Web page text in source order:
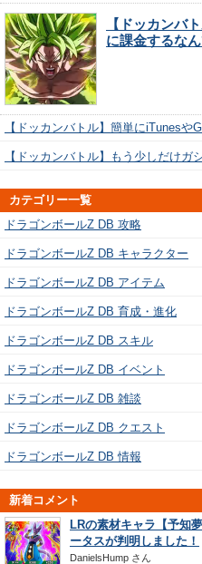
【ドッカンバ
に課金するな
【ドッカンバトル】簡単にiTunes
【ドッカンバトル】もう少しだけ
カテゴリー一覧
ドラゴンボールZ DB 攻略
ドラゴンボールZ DB キャラクター
ドラゴンボールZ DB アイテム
ドラゴンボールZ DB 育成・進化
ドラゴンボールZ DB スキル
ドラゴンボールZ DB イベント
ドラゴンボールZ DB 雑談
ドラゴンボールZ DB クエスト
ドラゴンボールZ DB 情報
新着コメント
LRの素材キャラ【予知
ータスが判明しました！
DanielsHump さん